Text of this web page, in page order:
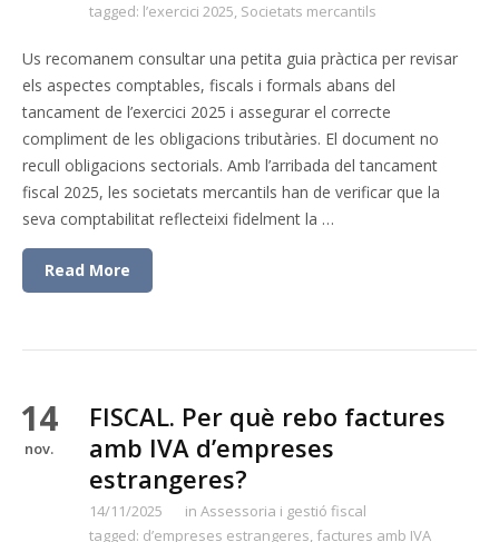
tagged: l’exercici 2025, Societats mercantils
Us recomanem consultar una petita guia pràctica per revisar
els aspectes comptables, fiscals i formals abans del
tancament de l’exercici 2025 i assegurar el correcte
compliment de les obligacions tributàries. El document no
recull obligacions sectorials. Amb l’arribada del tancament
fiscal 2025, les societats mercantils han de verificar que la
seva comptabilitat reflecteixi fidelment la …
Read More
14
nov.
FISCAL. Per què rebo factures
amb IVA d’empreses
estrangeres?
14/11/2025 in Assessoria i gestió fiscal
tagged: d’empreses estrangeres, factures amb IVA